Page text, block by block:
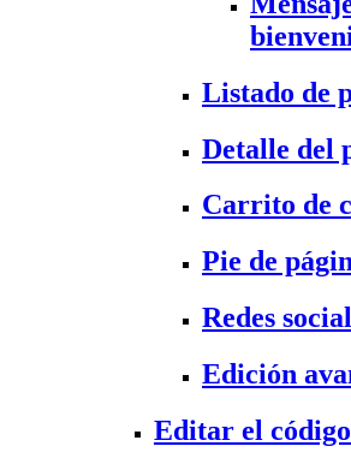
Listado de
Detalle del
Carrito de
Pie de
Redes
Edición
Editar el